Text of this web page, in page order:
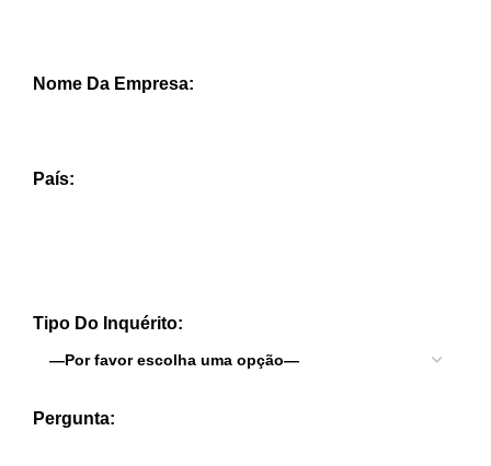
Nome Da Empresa:
País:
Tipo Do Inquérito:
Pergunta: